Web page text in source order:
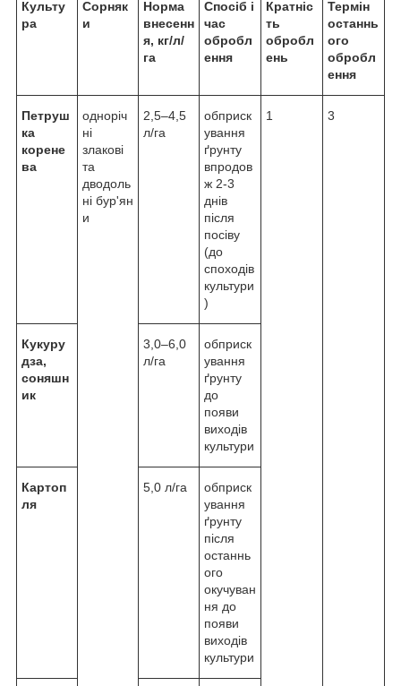
Культу
ра
Сорняк
и
Норма
внесенн
я, кг/л/
га
Спосіб і
час
обробл
ення
Кратніс
ть
обробл
ень
Термін
останнь
ого
обробл
ення
Петруш
ка
корене
ва
одноріч
ні
злакові
та
дводоль
ні бур'ян
и
2,5–4,5
л/га
обприск
ування
ґрунту
впродов
ж 2-3
днів
після
посіву
(до
споходів
культури
)
1 3
Кукуру
дза,
соняшн
ик
3,0–6,0
л/га
обприск
ування
ґрунту
до
появи
виходів
культури
Картоп
ля
5,0 л/га
обприск
ування
ґрунту
після
останнь
ого
окучуван
ня до
появи
виходів
культури